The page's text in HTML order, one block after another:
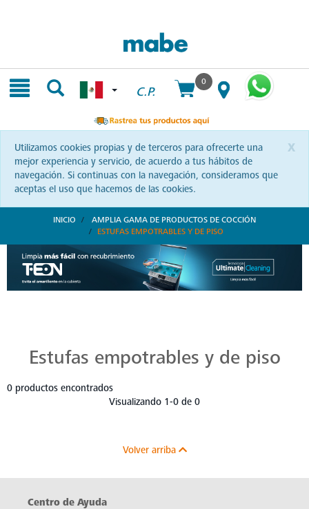
C.P.
0
x
Utilizamos cookies propias y de terceros para ofrecerte una
mejor experiencia y servicio, de acuerdo a tus hábitos de
navegación. Si continuas con la navegación, consideramos que
aceptas el uso que hacemos de las cookies.
INICIO
AMPLIA GAMA DE PRODUCTOS DE COCCIÓN
ESTUFAS EMPOTRABLES Y DE PISO
Estufas empotrables y de piso
0 productos encontrados
Visualizando 1-0 de 0
Volver arriba
Centro de Ayuda